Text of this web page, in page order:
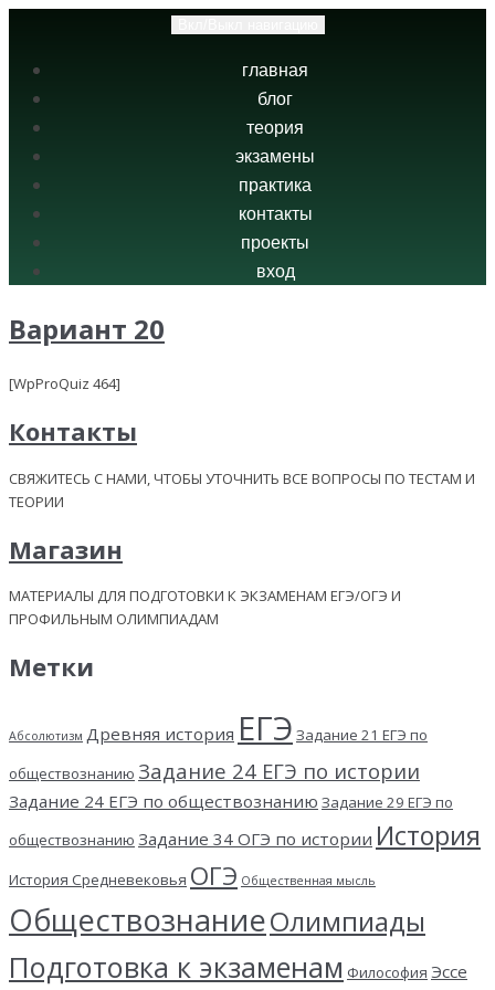
главная
блог
теория
экзамены
практика
контакты
проекты
вход
Вариант 20
[WpProQuiz 464]
Контакты
СВЯЖИТЕСЬ С НАМИ, ЧТОБЫ УТОЧНИТЬ ВСЕ ВОПРОСЫ ПО ТЕСТАМ И
ТЕОРИИ
Магазин
МАТЕРИАЛЫ ДЛЯ ПОДГОТОВКИ К ЭКЗАМЕНАМ ЕГЭ/ОГЭ И
ПРОФИЛЬНЫМ ОЛИМПИАДАМ
Метки
Абсолютизм Древняя история ЕГЭ Задание 21 ЕГЭ по
обществознанию Задание 24 ЕГЭ по истории
Задание 24 ЕГЭ по обществознанию Задание 29 ЕГЭ по
обществознанию Задание 34 ОГЭ по истории История
История Средневековья ОГЭ Общественная мысль
ОбществознаниеОлимпиады
Подготовка к экзаменам Философия Эссе